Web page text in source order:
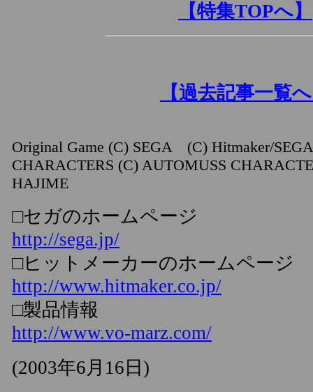
【特集TOPへ】
【過去記事一覧
Original Game (C) SEGA (C) Hitmaker/SEGA
CHARACTERS (C) AUTOMUSS
HAJIME
□セガのホームページ
http://sega.jp/
□ヒットメーカーのホームページ
http://www.hitmaker.co.jp/
□製品情報
http://www.vo-marz.com/
(2003年6月16日)